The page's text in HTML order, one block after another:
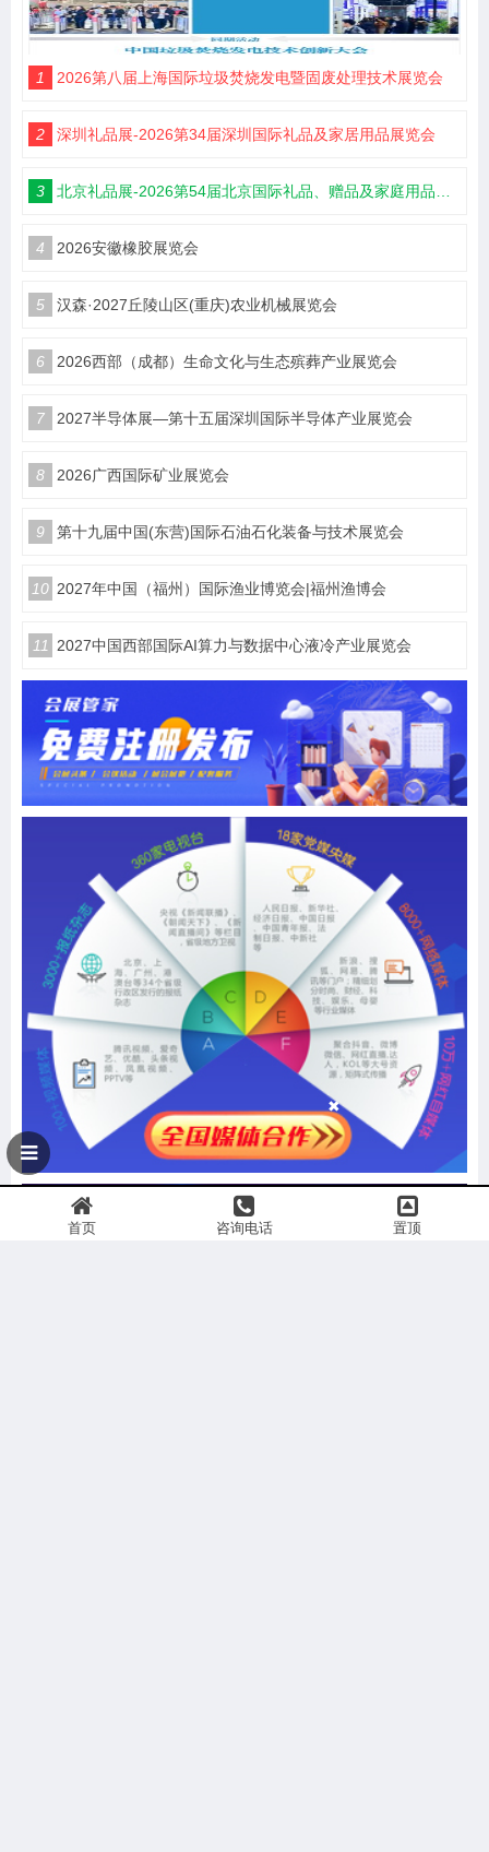
1 2026第八届上海国际垃圾焚烧发电暨固废处理技术展览会
2 深圳礼品展-2026第34届深圳国际礼品及家居用品展览会
3 北京礼品展-2026第54届北京国际礼品、赠品及家庭用品展览会
4 2026安徽橡胶展览会
5 汉森·2027丘陵山区(重庆)农业机械展览会
6 2026西部（成都）生命文化与生态殡葬产业展览会
7 2027半导体展—第十五届深圳国际半导体产业展览会
8 2026广西国际矿业展览会
9 第十九届中国(东营)国际石油石化装备与技术展览会
10 2027年中国（福州）国际渔业博览会|福州渔博会
11 2027中国西部国际AI算力与数据中心液冷产业展览会
首页 咨询电话 置顶